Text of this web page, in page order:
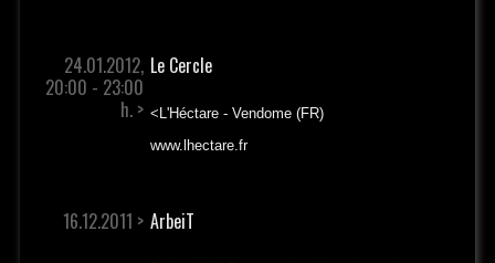
24.01.2012,
20:00 - 23:00
h. >
Le Cercle
<L'Héctare - Vendome (FR)
www.lhectare.fr
16.12.2011 > ArbeiT